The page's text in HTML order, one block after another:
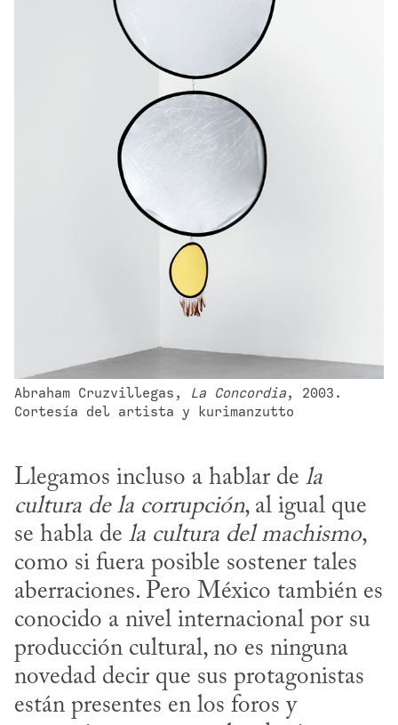
Abraham Cruzvillegas, La Concordia, 2003.
Cortesía del artista y kurimanzutto
Llegamos incluso a hablar de la
cultura de la corrupción, al igual que
se habla de la cultura del machismo,
como si fuera posible sostener tales
aberraciones. Pero México también es
conocido a nivel internacional por su
producción cultural, no es ninguna
novedad decir que sus protagonistas
están presentes en los foros y